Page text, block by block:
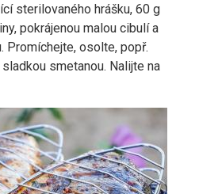
sterilovaného hrášku, 60 g
pokrájenou malou cibulí a
Promíchejte, osolte, popř.
smetanou. Nalijte na